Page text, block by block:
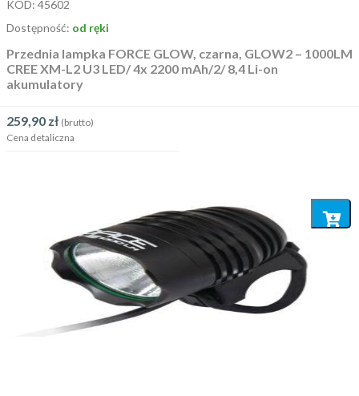
KOD: 45602
Dostępność: od ręki
Przednia lampka FORCE GLOW, czarna, GLOW2 – 1000LM
CREE XM-L2 U3 LED/ 4x 2200 mAh/2/ 8,4 Li-on
akumulatory
259,90 zł (brutto)
Cena detaliczna
Dodaj